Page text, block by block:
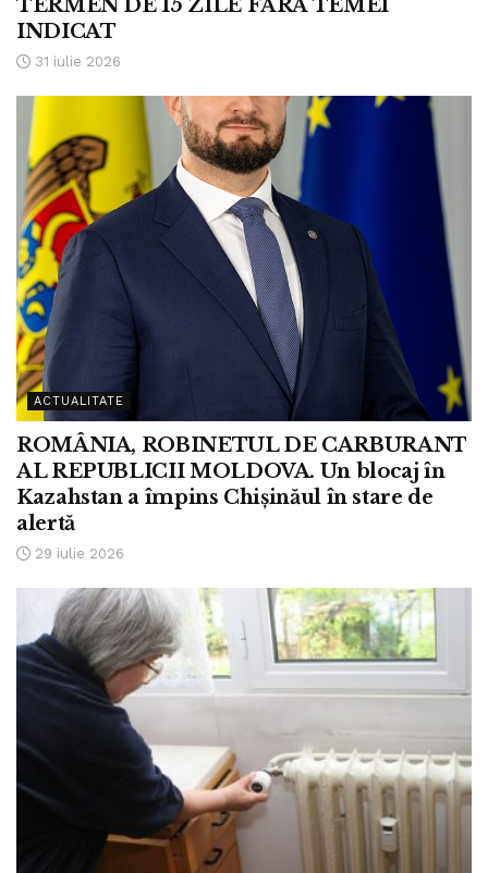
TERMEN DE 15 ZILE FĂRĂ TEMEI
INDICAT
31 iulie 2026
ACTUALITATE
ROMÂNIA, ROBINETUL DE CARBURANT
AL REPUBLICII MOLDOVA. Un blocaj în
Kazahstan a împins Chișinăul în stare de
alertă
29 iulie 2026